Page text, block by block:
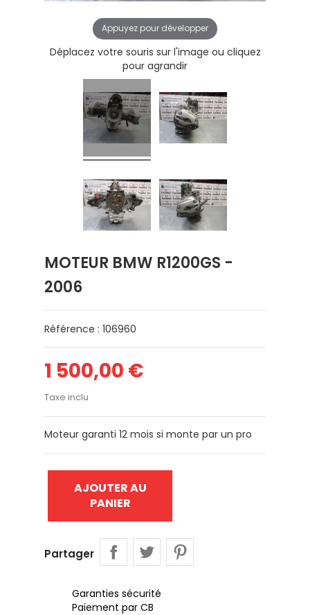
Appuyez pour développer
Déplacez votre souris sur l'image ou cliquez
pour agrandir
MOTEUR BMW R1200GS -
2006
Référence : 106960
1 500,00 €
Taxe inclu
Moteur garanti 12 mois si monte par un pro
AJOUTER AU
PANIER
Partager
Garanties sécurité
Paiement par CB